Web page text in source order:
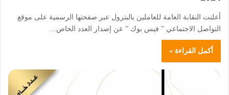
أعلنت النقابة العامة للعاملين بالبترول عبر صفحتها الرسمية على موقع
التواصل الاجتماعي ” فيس بوك ” عن إصدار العدد الخاص…
أكمل القراءة »